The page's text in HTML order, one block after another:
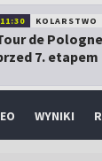
11:30 KOLARSTWO
de
7. etapem
WYNIKI